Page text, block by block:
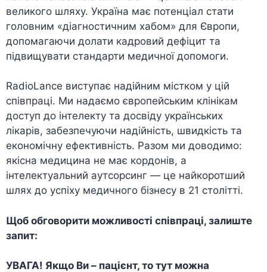
великого шляху. Україна має потенціал стати
головним «діагностичним хабом» для Європи,
допомагаючи долати кадровий дефіцит та
підвищувати стандарти медичної допомоги.
RadioLance виступає надійним містком у цій
співпраці. Ми надаємо європейським клінікам
доступ до інтелекту та досвіду українських
лікарів, забезпечуючи надійність, швидкість та
економічну ефективність. Разом ми доводимо:
якісна медицина не має кордонів, а
інтелектуальний аутсорсинг — це найкоротший
шлях до успіху медичного бізнесу в 21 столітті.
Щоб обговорити можливості співпраці, залиште
запит:
УВАГА! Якщо Ви – пацієнт, то тут можна